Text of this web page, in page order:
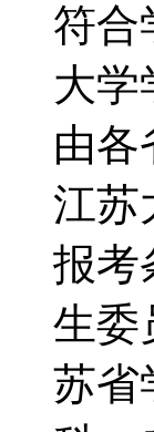
符合
大
由各
江
报
生
苏省